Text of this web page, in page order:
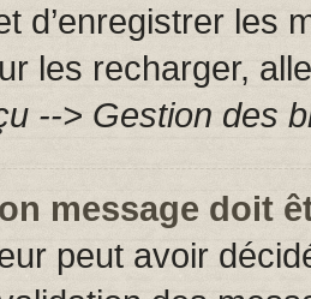
d’enregistrer les
les recharger,
--> Gestion des
message doit
peut avoir